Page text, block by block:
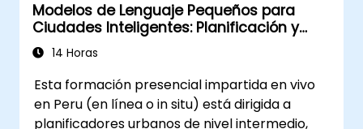
Modelos de Lenguaje Pequeños para
Ciudades Inteligentes: Planificación y
Gestión Urbana con IA
14 Horas
Esta formación presencial impartida en vivo
en Peru (en línea o in situ) está dirigida a
planificadores urbanos de nivel intermedio,